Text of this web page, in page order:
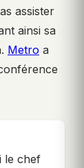
assister
ainsi sa
Metro a
le chef